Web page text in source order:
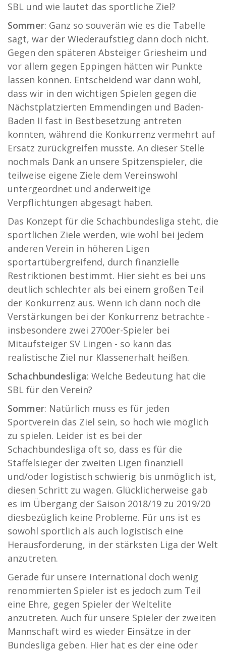
SBL und wie lautet das sportliche Ziel?
Sommer: Ganz so souverän wie es die Tabelle
sagt, war der Wiederaufstieg dann doch nicht.
Gegen den späteren Absteiger Griesheim und
vor allem gegen Eppingen hätten wir Punkte
lassen können. Entscheidend war dann wohl,
dass wir in den wichtigen Spielen gegen die
Nächstplatzierten Emmendingen und Baden-
Baden II fast in Bestbesetzung antreten
konnten, während die Konkurrenz vermehrt auf
Ersatz zurückgreifen musste. An dieser Stelle
nochmals Dank an unsere Spitzenspieler, die
teilweise eigene Ziele dem Vereinswohl
untergeordnet und anderweitige
Verpflichtungen abgesagt haben.
Das Konzept für die Schachbundesliga steht, die
sportlichen Ziele werden, wie wohl bei jedem
anderen Verein in höheren Ligen
sportartübergreifend, durch finanzielle
Restriktionen bestimmt. Hier sieht es bei uns
deutlich schlechter als bei einem großen Teil
der Konkurrenz aus. Wenn ich dann noch die
Verstärkungen bei der Konkurrenz betrachte -
insbesondere zwei 2700er-Spieler bei
Mitaufsteiger SV Lingen - so kann das
realistische Ziel nur Klassenerhalt heißen.
Schachbundesliga: Welche Bedeutung hat die
SBL für den Verein?
Sommer: Natürlich muss es für jeden
Sportverein das Ziel sein, so hoch wie möglich
zu spielen. Leider ist es bei der
Schachbundesliga oft so, dass es für die
Staffelsieger der zweiten Ligen finanziell
und/oder logistisch schwierig bis unmöglich ist,
diesen Schritt zu wagen. Glücklicherweise gab
es im Übergang der Saison 2018/19 zu 2019/20
diesbezüglich keine Probleme. Für uns ist es
sowohl sportlich als auch logistisch eine
Herausforderung, in der stärksten Liga der Welt
anzutreten.
Gerade für unsere international doch wenig
renommierten Spieler ist es jedoch zum Teil
eine Ehre, gegen Spieler der Weltelite
anzutreten. Auch für unsere Spieler der zweiten
Mannschaft wird es wieder Einsätze in der
Bundesliga geben. Hier hat es der eine oder